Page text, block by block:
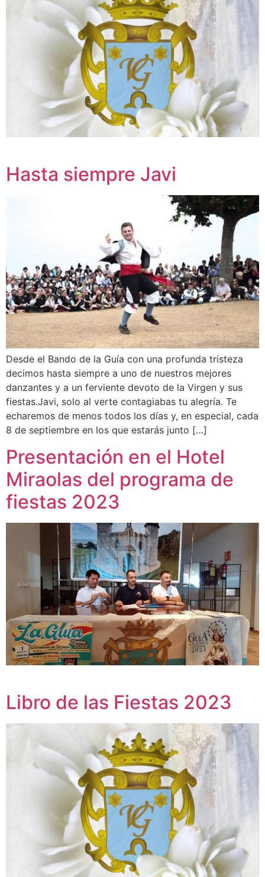
Hasta siempre Javi
Desde el Bando de la Guía con una profunda tristeza
decimos hasta siempre a uno de nuestros mejores
danzantes y a un ferviente devoto de la Virgen y sus
fiestas.Javi, solo al verte contagiabas tu alegría. Te
echaremos de menos todos los días y, en especial, cada
8 de septiembre en los que estarás junto […]
Presentación en el Hotel
Miraolas del programa de
fiestas 2023
Libro de las Fiestas 2023